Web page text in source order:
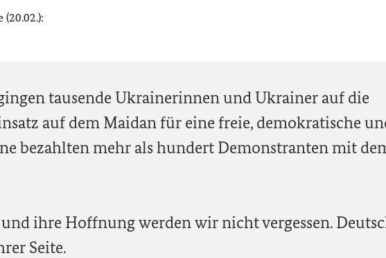
tausende Ukrainerinnen und Ukrainer auf die
auf dem Maidan für eine freie, demokratische
bezahlten mehr als hundert Demonstranten mit
ihre Hoffnung werden wir nicht vergessen.
Seite.